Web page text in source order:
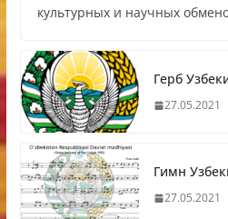
культурных и научных
Герб
27.05.2021
Гимн
27.05.2021